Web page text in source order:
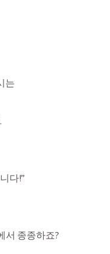
는
다!”
서 종종하죠?